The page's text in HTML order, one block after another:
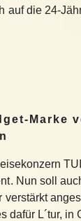
auf die 24-
Marke
Nun soll
verstärkt
dafür L´tur, in